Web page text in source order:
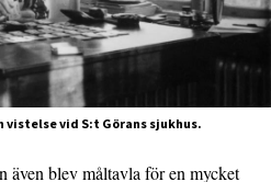
vistelse vid S:t Görans sjukhus.
även blev måltavla för en mycket